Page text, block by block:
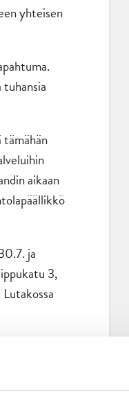
yhteisen
aikaan
ja
3,